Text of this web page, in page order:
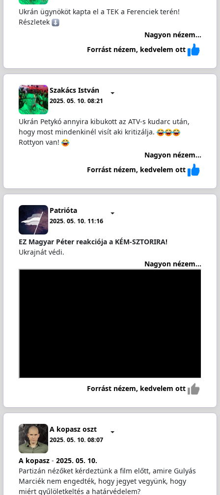
Ukrán ügynököt kapta el a TEK a Ferenciek terén!
Részletek
Nagyon nézem...
Forrást nézem, kedvelem ott
Szakács István
2025. 05. 10. 08:21
Ukrán Petykó annyira kibukott az ATV-s kudarc után,
hogy most mindenkinél visít aki kritizálja.
Rottyon van!
Nagyon nézem...
Forrást nézem, kedvelem ott
Patrióta
2025. 05. 10. 11:16
EZ Magyar Péter reakciója a KÉM-SZTORIRA!
Ukrajnát védi.
Nagyon nézem...
Forrást nézem, kedvelem ott
A kopasz oszt
2025. 05. 10. 08:07
A kopasz- 2025. 05. 10.
Partizán nézőket kérdeztünk a film előtt, amire Gulyás
Marciék nem engedték, hogy jegyet vegyünk, hogy
miért gyűlöletkeltés a határvédelem?